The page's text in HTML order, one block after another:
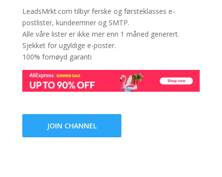
LeadsMrkt.com tilbyr ferske og førsteklasses e-
postlister, kundeemner og SMTP.
Alle våre lister er ikke mer enn 1 måned generert.
Sjekket for ugyldige e-poster.
100% fornøyd garanti
JOIN CHANNEL